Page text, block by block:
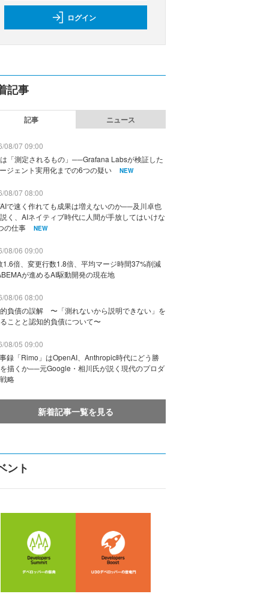
ログイン
記事
記事 ニュース
08/07 09:00
「測定されるもの」──Grafana Labsが検証した
ジェント実用化までの6つの疑い
NEW
08/07 08:00
で速く作れても成果は増えないのか──及川卓也
く、AIネイティブ時代に人間が手放してはいけな
の仕事
NEW
08/06 09:00
1.6倍、変更行数1.8倍、平均マージ時間37%削減
が進めるAI駆動開発の現在地
08/06 08:00
負債の誤解 〜「測れないから説明できない」を
ことと認知的負債について〜
08/05 09:00
録「Rimo」はOpenAI、Anthropic時代にどう勝
描くか──元Google・相川氏が説く現代のプロダ
略
新着記事一覧を見る
ント